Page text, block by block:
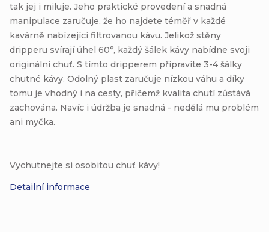
tak jej i miluje. Jeho praktické provedení a snadná
manipulace zaručuje, že ho najdete téměř v každé
kavárně nabízející filtrovanou kávu. Jelikož stěny
dripperu svírají úhel 60°, každý šálek kávy nabídne svoji
originální chuť. S tímto dripperem připravíte 3-4 šálky
chutné kávy. Odolný plast zaručuje nízkou váhu a díky
tomu je vhodný i na cesty, přičemž kvalita chutí zůstává
zachována. Navíc i údržba je snadná - nedělá mu problém
ani myčka.
Vychutnejte si osobitou chuť kávy!
Detailní informace